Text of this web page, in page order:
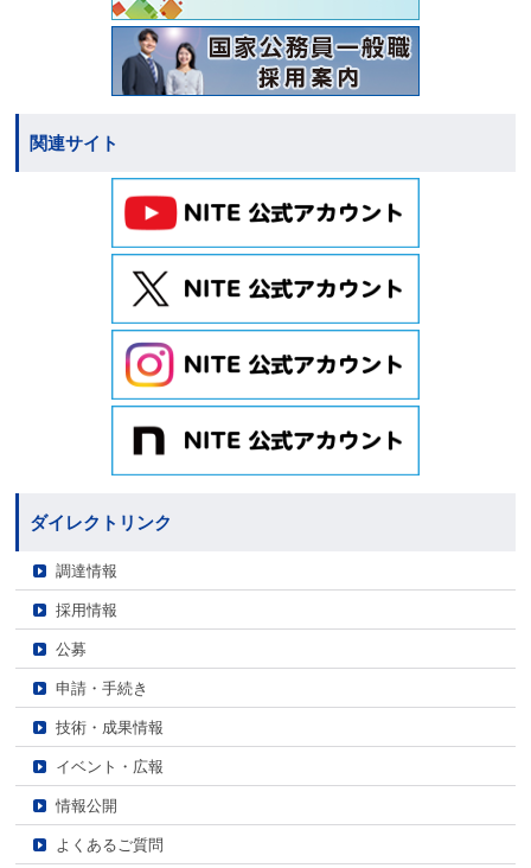
関連サイト
ダイレクトリンク
調達情報
採用情報
公募
申請・手続き
技術・成果情報
イベント・広報
情報公開
よくあるご質問